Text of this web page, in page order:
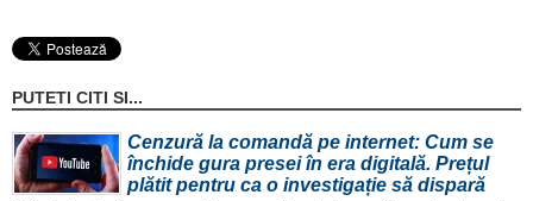
PUTETI CITI SI...
Cenzură la comandă pe internet: Cum se
închide gura presei în era digitală. Prețul
plătit pentru ca o investigație să dispară